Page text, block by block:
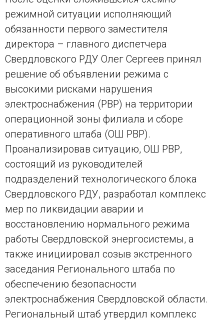
режимной ситуации исполняющий
обязанности первого заместителя
директора – главного диспетчера
Свердловского РДУ Олег Сергеев принял
решение об объявлении режима с
высокими рисками нарушения
электроснабжения (РВР) на территории
операционной зоны филиала и сборе
оперативного штаба (ОШ РВР).
Проанализировав ситуацию, ОШ РВР,
состоящий из руководителей
подразделений технологического блока
Свердловского РДУ, разработал комплекс
мер по ликвидации аварии и
восстановлению нормального режима
работы Свердловской энергосистемы, а
также инициировал созыв экстренного
заседания Регионального штаба по
обеспечению безопасности
электроснабжения Свердловской области.
Региональный штаб утвердил комплекс